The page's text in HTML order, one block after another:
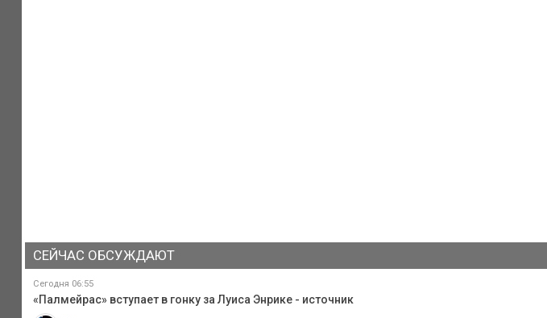
СЕЙЧАС ОБСУЖДАЮТ
Сегодня 06:55
«Палмейрас» вступает в гонку за Луиса Энрике - источник